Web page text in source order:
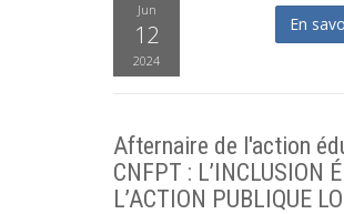
Jun
12
2024
En
Afternaire de l'action
CNFPT : L’INCLUSION
L’ACTION PUBLIQUE